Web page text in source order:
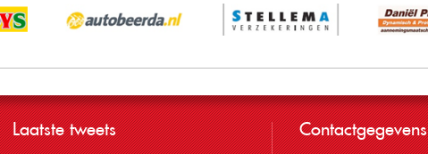
Laatste tweets Contactgegevens